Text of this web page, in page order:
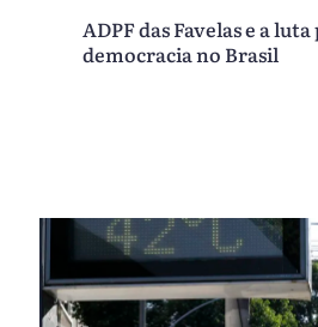
ADPF das Favelas e a luta
democracia no Brasil